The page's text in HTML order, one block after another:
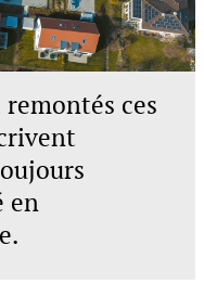
ces
en